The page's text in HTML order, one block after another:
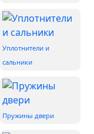
Уплотнители и
сальники
Пружины двери